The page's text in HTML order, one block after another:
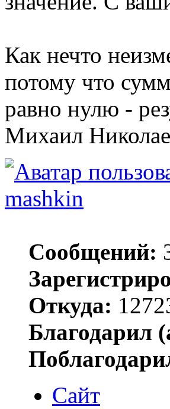
Как нечто
потому что
равно нулю -
Михаил
mashkin
Сообщений:
Откуда:
Благодарил
Сайт